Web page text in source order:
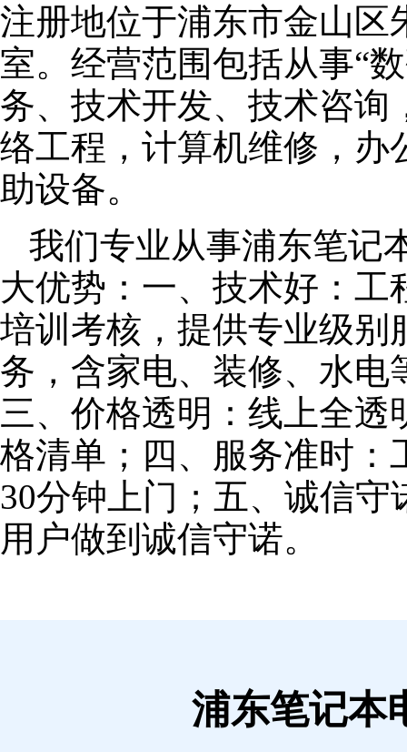
注册地位于浦东市金山区
室。经营范围包括从事“
务、技术开发、技术咨询
络工程，计算机维修，办
助设备。
我们专业从事浦东笔记
大优势：一、技术好：
培训考核，提供专业级别
务，含家电、装修、水电
三、价格透明：线上全
格清单；四、服务准时：
30分钟上门；五、诚信
用户做到诚信守诺。
浦东笔记本